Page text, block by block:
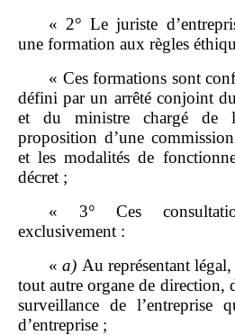
« 2° Le juriste
une formation aux règles
« Ces formations sont
défini par un arrêté conjoint
et du ministre chargé de
proposition d’une
et les modalités de
décret ;
« 3° Ces
exclusivement :
«a) Au représentant
tout autre organe de direction,
surveillance de l’entreprise
d’entreprise ;